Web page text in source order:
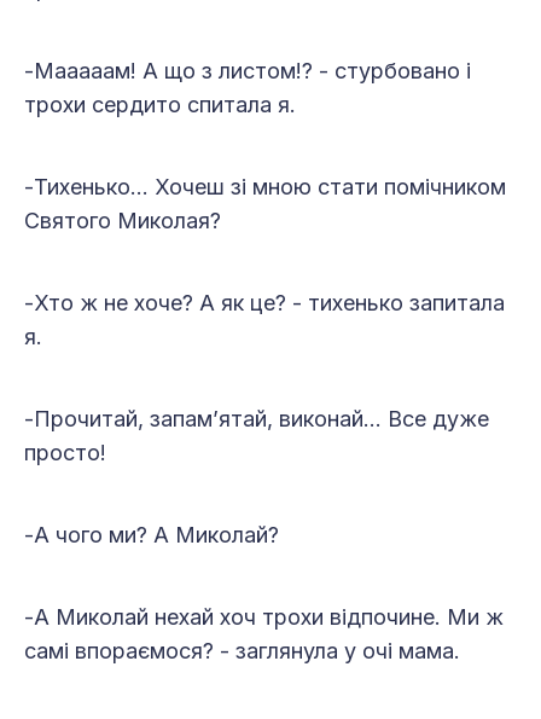
-Мааааам! А що з листом!? - стурбовано і
трохи сердито спитала я.
-Тихенько… Хочеш зі мною стати помічником
Святого Миколая?
-Хто ж не хоче? А як це? - тихенько запитала
я.
-Прочитай, запам’ятай, виконай… Все дуже
просто!
-А чого ми? А Миколай?
-А Миколай нехай хоч трохи відпочине. Ми ж
самі впораємося? - заглянула у очі мама.